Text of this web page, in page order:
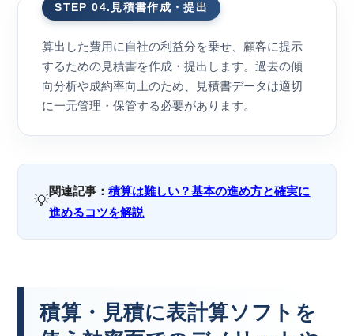
STEP 04.見積書作成・提出
算出した費用に自社の利益分を乗せ、顧客に提示
するための見積書を作成・提出します。過去の傾
向分析や成約率向上のため、見積書データは適切
に一元管理・保管する必要があります。
💡
関連記事：積算は難しい？基本の進め方と確実に
進めるコツを解説
積算・見積に表計算ソフトを